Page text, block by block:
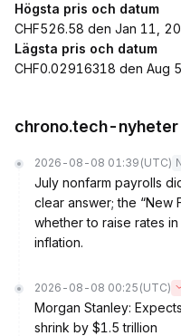
Högsta pris och datum
CHF526.58 den Jan 11,
Lägsta pris och datum
CHF0.02916318 den Aug
chrono.tech-nyheter
2026-08-08 01:39 (UTC)
July nonfarm payrolls
clear answer; the “New
whether to raise rates
inflation.
2026-08-08 00:25 (UTC)
Morgan Stanley:
shrink by $1.5 trillion